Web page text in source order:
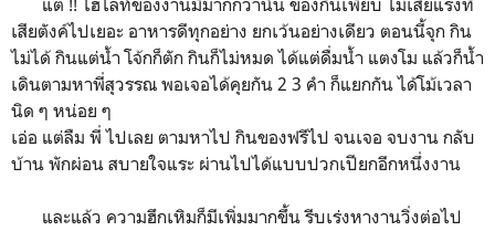
แต่ !! ไฮไลท์ของงานมีมากกว่านั้น ของกินเพียบ ไม่เสียแรงที่
เสียตังค์ไปเยอะ อาหารดีทุกอย่าง ยกเว้นอย่างเดียว ตอนนี้จุก กิน
ไม่ได้ กินแต่น้ำ โจ้กก็ตัก กินก็ไม่หมด ได้แต่ดื่มน้ำ แตงโม แล้วก็น้ำ
เดินตามหาพี่สุวรรณ พอเจอได้คุยกัน 2 3 คำ ก็แยกกัน ได้โม้เวลา
นิด ๆ หน่อย ๆ
เอ่อ แต่ลืม พี่ ไปเลย ตามหาไป กินของฟรีไป จนเจอ จบงาน กลับ
บ้าน พักผ่อน สบายใจแระ ผ่านไปได้แบบปวกเปียกอีกหนึ่งงาน
และแล้ว ความฮึกเหิมก็มีเพิ่มมากขึ้น รีบเร่งหางานวิ่งต่อไป